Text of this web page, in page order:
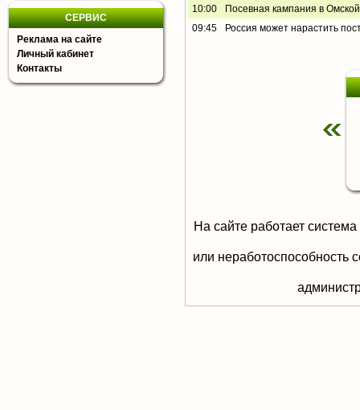
СЕРВИС
Реклама на сайте
Личный кабинет
Контакты
10:00
Посевная кампания в
09:45
Россия может нарастить
На сайте работает
или неработоспособность